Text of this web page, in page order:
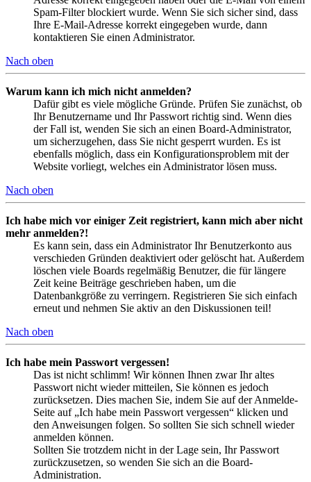
Spam-Filter blockiert wurde. Wenn Sie sich sicher sind, dass
Ihre E-Mail-Adresse korrekt eingegeben wurde, dann
kontaktieren Sie einen Administrator.
Nach oben
Warum kann ich mich nicht anmelden?
Dafür gibt es viele mögliche Gründe. Prüfen Sie zunächst, ob
Ihr Benutzername und Ihr Passwort richtig sind. Wenn dies
der Fall ist, wenden Sie sich an einen Board-Administrator,
um sicherzugehen, dass Sie nicht gesperrt wurden. Es ist
ebenfalls möglich, dass ein Konfigurationsproblem mit der
Website vorliegt, welches ein Administrator lösen muss.
Nach oben
Ich habe mich vor einiger Zeit registriert, kann mich aber nicht
mehr anmelden?!
Es kann sein, dass ein Administrator Ihr Benutzerkonto aus
verschieden Gründen deaktiviert oder gelöscht hat. Außerdem
löschen viele Boards regelmäßig Benutzer, die für längere
Zeit keine Beiträge geschrieben haben, um die
Datenbankgröße zu verringern. Registrieren Sie sich einfach
erneut und nehmen Sie aktiv an den Diskussionen teil!
Nach oben
Ich habe mein Passwort vergessen!
Das ist nicht schlimm! Wir können Ihnen zwar Ihr altes
Passwort nicht wieder mitteilen, Sie können es jedoch
zurücksetzen. Dies machen Sie, indem Sie auf der Anmelde-
Seite auf „Ich habe mein Passwort vergessen“ klicken und
den Anweisungen folgen. So sollten Sie sich schnell wieder
anmelden können.
Sollten Sie trotzdem nicht in der Lage sein, Ihr Passwort
zurückzusetzen, so wenden Sie sich an die Board-
Administration.